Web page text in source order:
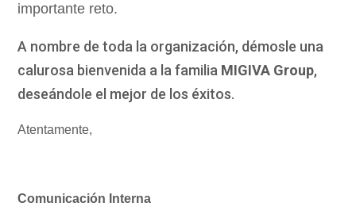
importante reto.
A nombre de toda la organización, démosle una
calurosa bienvenida a la familia MIGIVA Group,
deseándole el mejor de los éxitos.
Atentamente,
Comunicación Interna